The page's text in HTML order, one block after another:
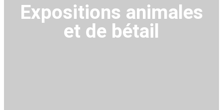
Expositions animales
et de bétail